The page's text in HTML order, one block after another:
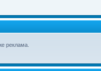
реклама.